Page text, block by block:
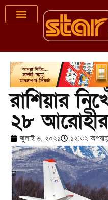
রাশিয়ার
২৮
জুলাই ৬, ২০২১ ১২:৩২